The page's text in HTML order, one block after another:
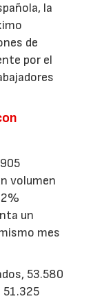
la
de
por el
volumen
un
mes
53.580